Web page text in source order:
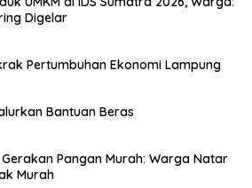
Digelar
Pertumbuhan Ekonomi Lampung
Bantuan Beras
Pangan Murah: Warga Natar
Murah